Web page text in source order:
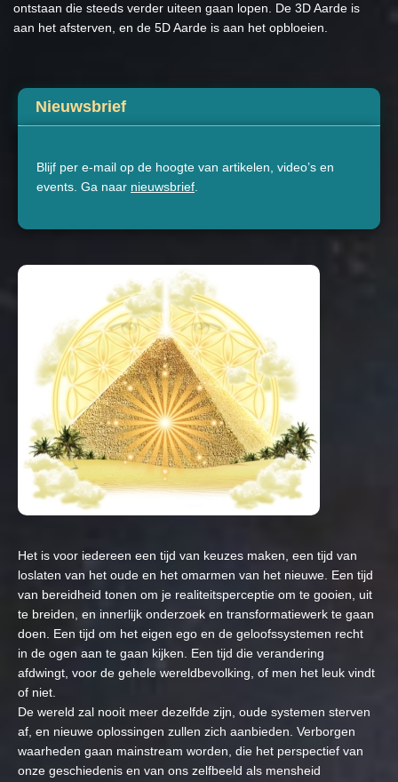
ontstaan die steeds verder uiteen gaan lopen. De 3D Aarde is
aan het afsterven, en de 5D Aarde is aan het opbloeien.
Nieuwsbrief
Blijf per e-mail op de hoogte van artikelen, video’s en
events. Ga naar nieuwsbrief
Het is voor iedereen een tijd van keuzes maken, een tijd van
loslaten van het oude en het omarmen van het nieuwe. Een tijd
van bereidheid tonen om je realiteitsperceptie om te gooien, uit
te breiden, en innerlijk onderzoek en transformatiewerk te gaan
doen. Een tijd om het eigen ego en de geloofssystemen recht
in de ogen aan te gaan kijken. Een tijd die verandering
afdwingt, voor de gehele wereldbevolking, of men het leuk vindt
of niet.
De wereld zal nooit meer dezelfde zijn, oude systemen sterven
af, en nieuwe oplossingen zullen zich aanbieden. Verborgen
waarheden gaan mainstream worden, die het perspectief van
onze geschiedenis en van ons zelfbeeld als mensheid